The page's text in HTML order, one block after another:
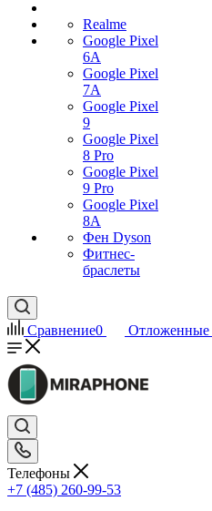
Realme
Google Pixel
6A
Google Pixel
7А
Google Pixel
9
Google Pixel
8 Pro
Google Pixel
9 Pro
Google Pixel
8A
Фен Dyson
Фитнес-
браслеты
Сравнение0 Отложенные
Телефоны
+7 (485) 260-99-53